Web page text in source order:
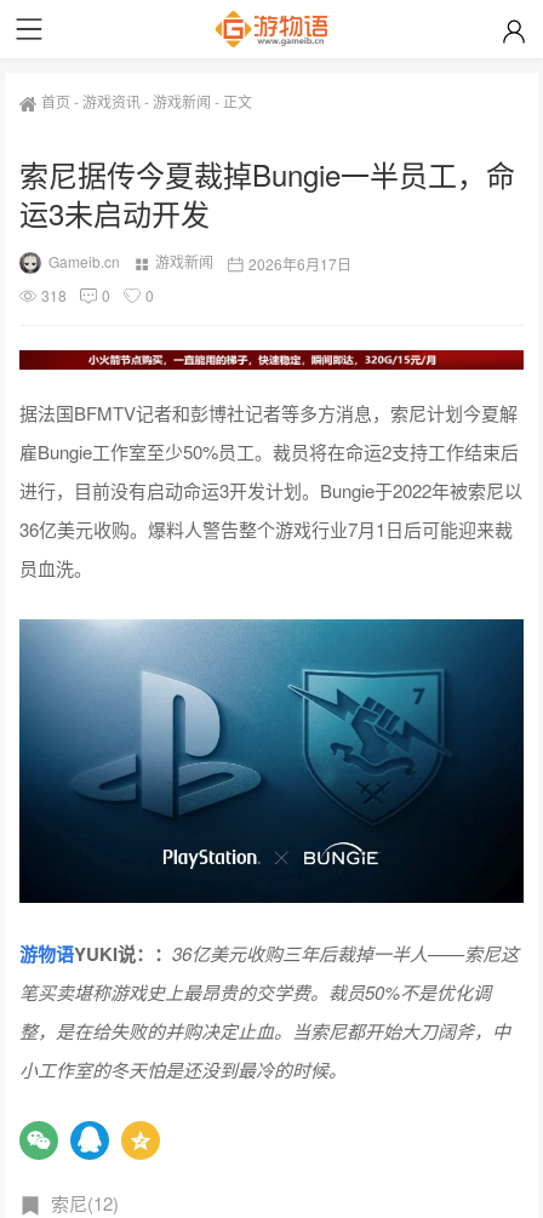
首页 -游戏资讯-游戏新闻 - 正文
索尼据传今夏裁掉Bungie一半员工，命
运3未启动开发
Gameib.cn 游戏新闻
2026年6月17日
318
0 0
据法国BFMTV记者和彭博社记者等多方消息，索尼计划今夏解
雇Bungie工作室至少50%员工。裁员将在命运2支持工作结束后
进行，目前没有启动命运3开发计划。Bungie于2022年被索尼以
36亿美元收购。爆料人警告整个游戏行业7月1日后可能迎来裁
员血洗。
游物语YUKI说：：36亿美元收购三年后裁掉一半人——索尼这
笔买卖堪称游戏史上最昂贵的交学费。裁员50%不是优化调
整，是在给失败的并购决定止血。当索尼都开始大刀阔斧，中
小工作室的冬天怕是还没到最冷的时候。
索尼(12)